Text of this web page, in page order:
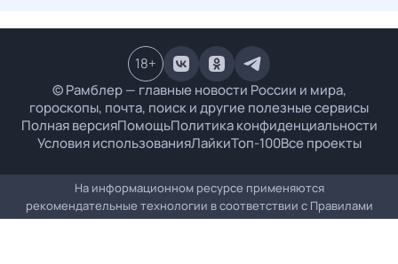
© Рамблер — главные новости России и мира,
гороскопы, почта, поиск и другие полезные сервисы
Полная версияПомощьПолитика конфиденциальности
Условия использованияЛайкиТоп-100Все проекты
18+
На информационном ресурсе применяются
рекомендательные технологии в соответствии с Правилами